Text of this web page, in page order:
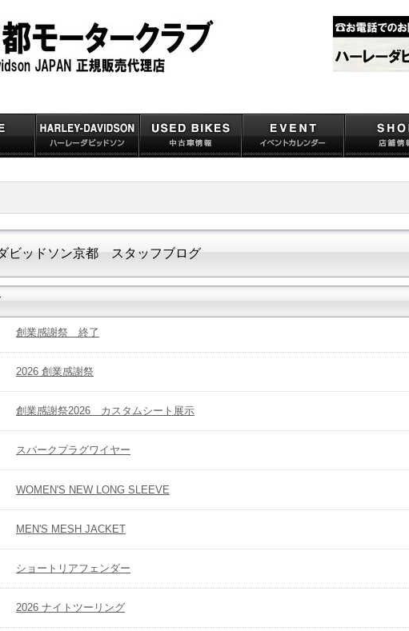
ビッドソン京都 スタッフブログ
創業感謝祭 終了
2026 創業感謝祭
創業感謝祭2026 カスタムシート展示
スパークプラグワイヤー
WOMEN'S NEW LONG SLEEVE
MEN'S MESH JACKET
ショートリアフェンダー
2026 ナイトツーリング